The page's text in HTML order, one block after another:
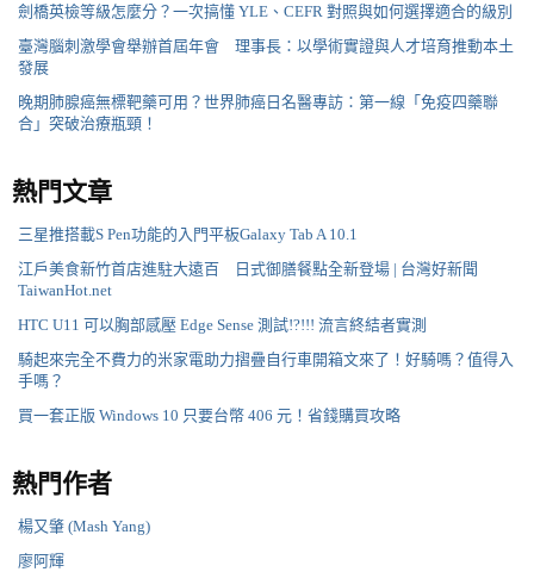
劍橋英檢等級怎麼分？一次搞懂 YLE、CEFR 對照與如何選擇適合的級別
臺灣腦刺激學會舉辦首屆年會 理事長：以學術實證與人才培育推動本土
發展
晚期肺腺癌無標靶藥可用？世界肺癌日名醫專訪：第一線「免疫四藥聯
合」突破治療瓶頸！
熱門文章
三星推搭載S Pen功能的入門平板Galaxy Tab A 10.1
江戶美食新竹首店進駐大遠百 日式御膳餐點全新登場 | 台灣好新聞
TaiwanHot.net
HTC U11 可以胸部感壓 Edge Sense 測試!?!!! 流言終結者實測
騎起來完全不費力的米家電助力摺疊自行車開箱文來了！好騎嗎？值得入
手嗎？
買一套正版 Windows 10 只要台幣 406 元！省錢購買攻略
熱門作者
楊又肇 (Mash Yang)
廖阿輝